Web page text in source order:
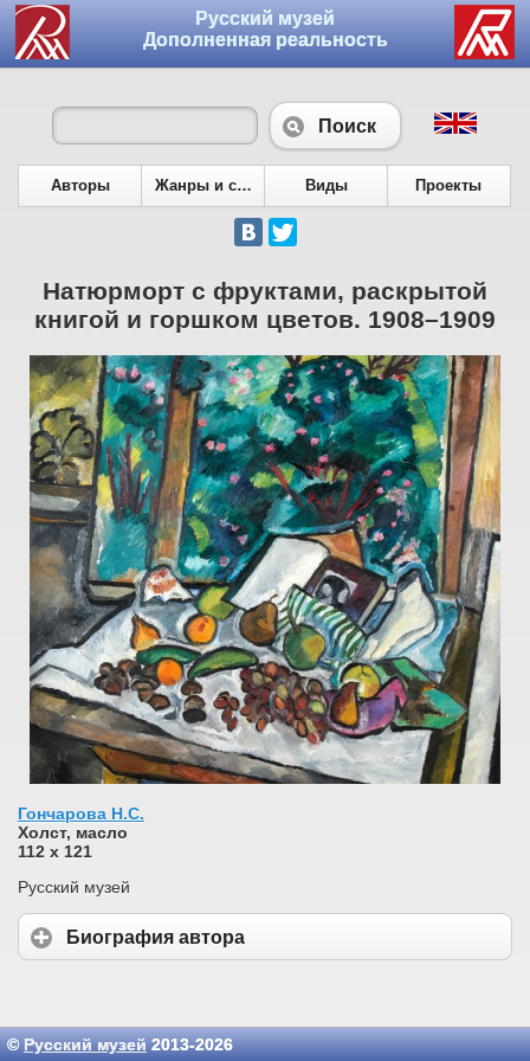
Русский музей
Дополненная реальность
Поиск
Авторы Жанры и сюжеты Виды Проекты
Натюрморт с фруктами, раскрытой
книгой и горшком цветов. 1908–1909
Гончарова Н.С.
Холст, масло
112 х 121
Русский музей
Биография автора
©Русский музей2013-2026